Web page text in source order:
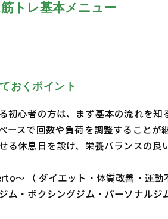
トレ基本メニュー
おくポイント
初心者の方は、まず基本の流れを知
ースで回数や負荷を調整することが
る休息日を設け、栄養バランスの良
～ （ ダイエット・体質改善・運
ム・ボクシングジム・パーソナルジ